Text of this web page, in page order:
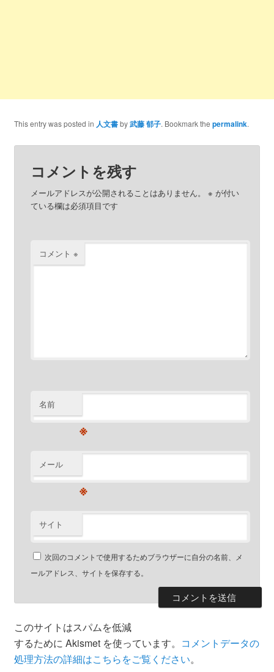
This entry was posted in 人文書by武藤 郁子. Bookmark the permalink.
コメントを残す
メールアドレスが公開されることはありません。 ※ が付い
ている欄は必須項目です
コメント ※
名前
※
メール
※
サイト
次回のコメントで使用するためブラウザーに自分の名前、メ
ールアドレス、サイトを保存する。
このサイトはスパムを低減
するために Akismet を使っています。 コメントデータの
処理方法の詳細はこちらをご覧ください。